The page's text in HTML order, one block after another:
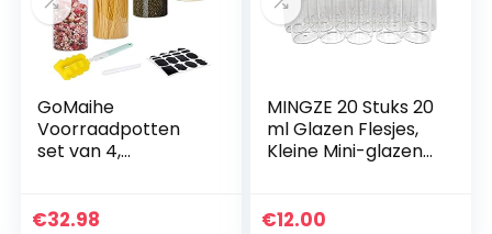
GoMaihe
Voorraadpotten
set van 4,
Luchtdichte Glazen
€32.98
MINGZE 20 Stuks 20
ml Glazen Flesjes,
Kleine Mini-glazen
Natuurlijke Kurk…
€12.00